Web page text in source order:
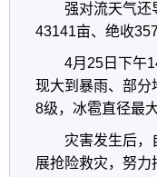
强对流天气还
43141亩、绝收
4月25日下午
现大到暴雨、部分
8级，冰雹直径最
灾害发生后，
展抢险救灾，努